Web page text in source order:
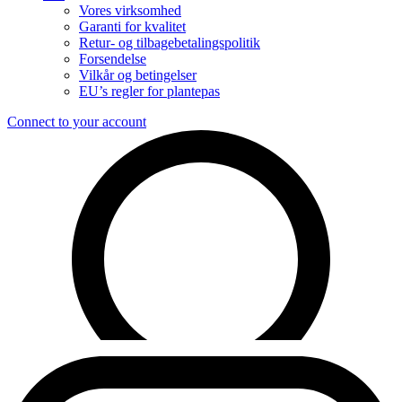
Vores virksomhed
Garanti for kvalitet
Retur- og tilbagebetalingspolitik
Forsendelse
Vilkår og betingelser
EU’s regler for plantepas
Connect to your account